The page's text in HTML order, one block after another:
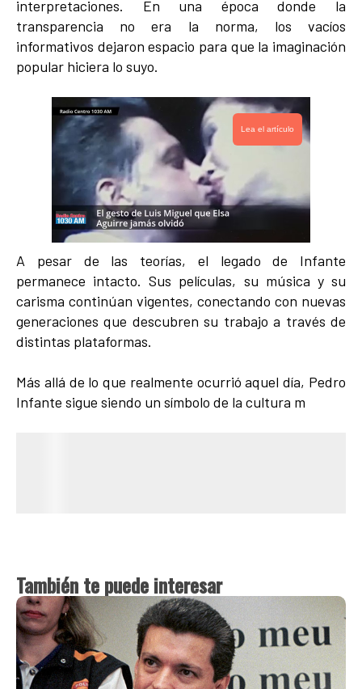
interpretaciones. En una época donde la
transparencia no era la norma, los vacíos
informativos dejaron espacio para que la imaginación
popular hiciera lo suyo.
Lea el artículo
A pesar de las teorías, el legado de Infante
permanece intacto. Sus películas, su música y su
carisma continúan vigentes, conectando con nuevas
generaciones que descubren su trabajo a través de
distintas plataformas.
Más allá de lo que realmente ocurrió aquel día, Pedro
Infante sigue siendo un símbolo de la cultura m
También te puede interesar